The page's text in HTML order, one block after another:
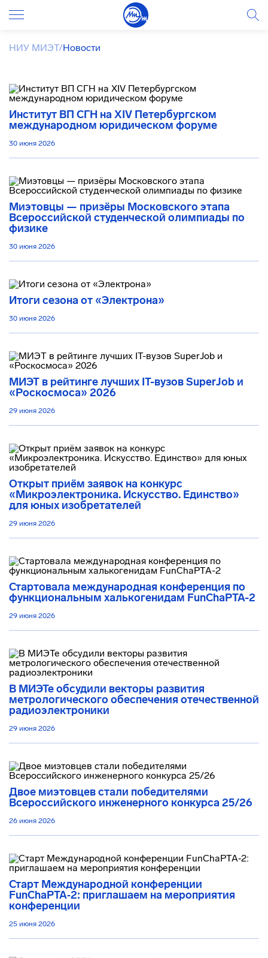
НИУ МИЭТ/Новости
Институт ВП СГН на XIV Петербургском
международном юридическом форуме
30 июня 2026
Миэтовцы — призёры Московского этапа
Всероссийской студенческой олимпиады по
физике
30 июня 2026
Итоги сезона от «Электрона»
30 июня 2026
МИЭТ в рейтинге лучших IT-вузов SuperJob и
«Роскосмоса» 2026
29 июня 2026
Открыт приём заявок на конкурс
«Микроэлектроника. Искусство. Единство»
для юных изобретателей
29 июня 2026
Стартовала международная конференция по
функциональным халькогенидам FunChaPTA-2
29 июня 2026
В МИЭТе обсудили векторы развития
метрологического обеспечения отечественной
радиоэлектроники
29 июня 2026
Двое миэтовцев стали победителями
Всероссийского инженерного конкурса 25/26
26 июня 2026
Старт Международной конференции
FunChaPTA‑2: приглашаем на мероприятия
конференции
25 июня 2026